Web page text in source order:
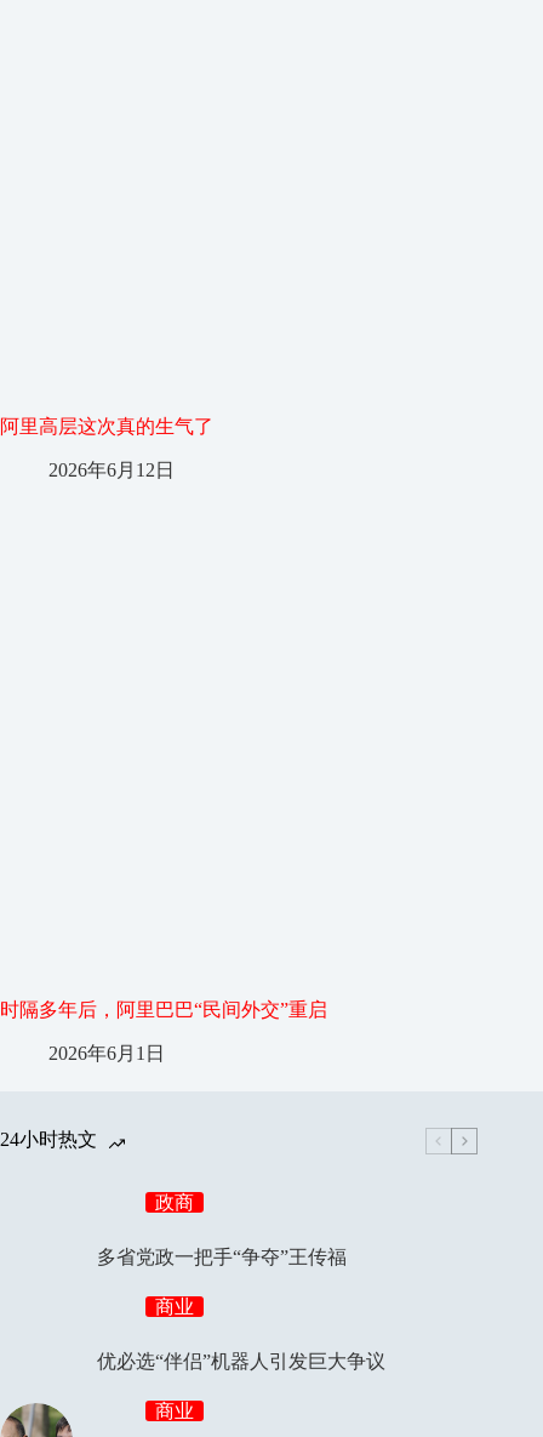
阿里高层这次真的生气了
2026年6月12日
时隔多年后，阿里巴巴“民间外交”重启
2026年6月1日
24小时热文
政商
多省党政一把手“争夺”王传福
商业
优必选“伴侣”机器人引发巨大争议
商业